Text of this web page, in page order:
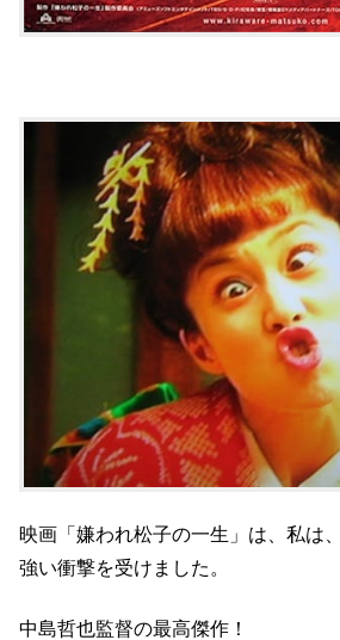
映画「嫌われ松子の一生」は、私は
強い衝撃を受けました。
中島哲也監督の最高傑作！